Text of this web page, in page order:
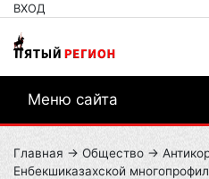
ВХОД
Меню сайта
Главная → Общество →
Енбекшиказахской